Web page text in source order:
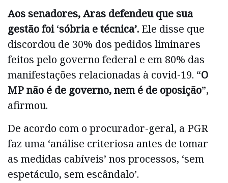
Aos senadores, Aras defendeu que sua
gestão foi‘sóbria e técnica’. Ele disse que
discordou de 30% dos pedidos liminares
feitos pelo governo federal e em 80% das
manifestações relacionadas à covid-19. “O
MP não é de governo, nem é de oposição”,
afirmou.
De acordo com o procurador-geral, a PGR
faz uma ‘análise criteriosa antes de tomar
as medidas cabíveis’ nos processos, ‘sem
espetáculo, sem escândalo’.